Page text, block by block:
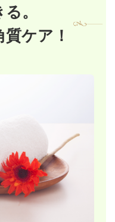
。
ケア！